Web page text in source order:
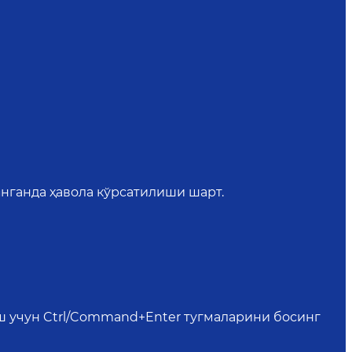
ҳавола кўрсатилиши шарт.
учун Ctrl/Command+Enter тугмаларини босинг